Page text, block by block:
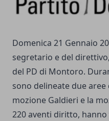
Domenica 21 Gennaio
segretario e del
del PD di Montoro.
sono delineate due
mozione Galdieri e la
220 aventi diritto,